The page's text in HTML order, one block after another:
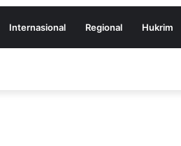
Internasional Regional Hukrim